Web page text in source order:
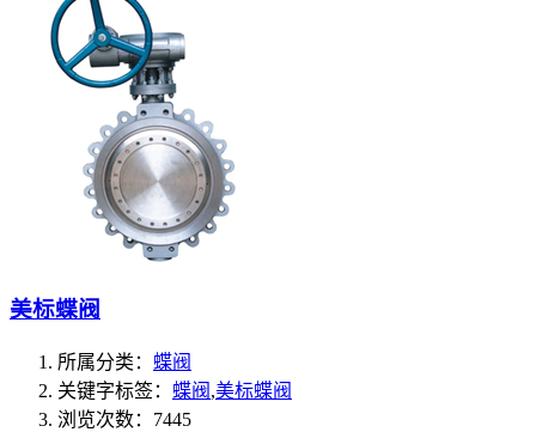
美标蝶阀
所属分类： 蝶阀
关键字标签： 蝶阀 ,美标蝶阀
浏览次数：7445